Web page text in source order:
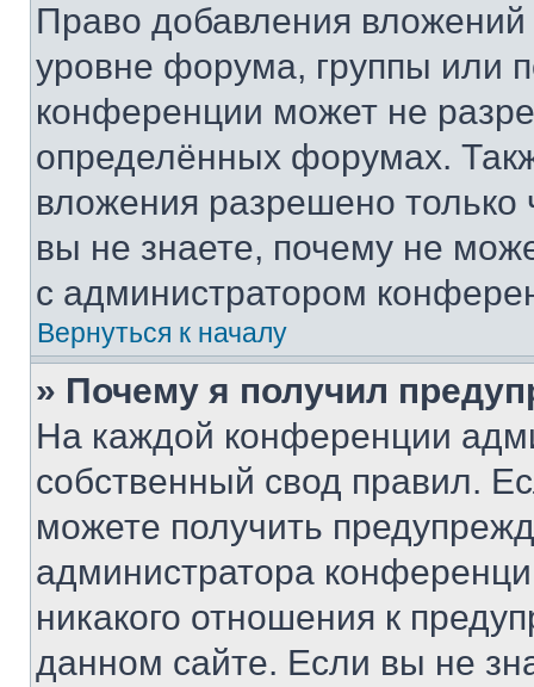
Право добавления
уровне форума, группы или
конференции может не
определённых форумах.
вложения разрешено
вы не знаете, почему не
с администратором
Вернуться к началу
» Почему я получил
На каждой конференции
собственный свод правил.
можете получить
администратора
никакого отношения к
данном сайте. Если вы не